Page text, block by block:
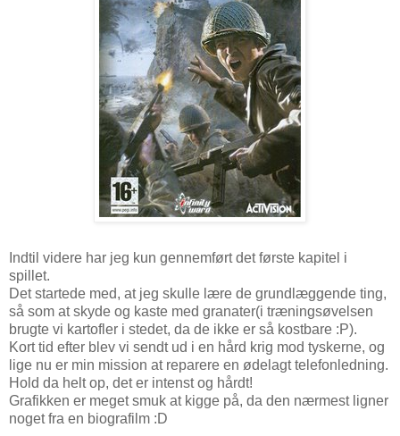
Indtil videre har jeg kun gennemført det første kapitel i
spillet.
Det startede med, at jeg skulle lære de grundlæggende ting,
så som at skyde og kaste med granater(i træningsøvelsen
brugte vi kartofler i stedet, da de ikke er så kostbare :P).
Kort tid efter blev vi sendt ud i en hård krig mod tyskerne, og
lige nu er min mission at reparere en ødelagt telefonledning.
Hold da helt op, det er intenst og hårdt!
Grafikken er meget smuk at kigge på, da den nærmest ligner
noget fra en biografilm :D